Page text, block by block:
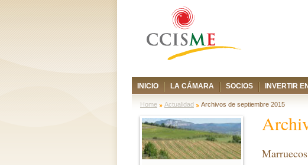
INICIO LA CÁMARA SOCIOS INVERTIR
Home Actualidad Archivos de septiembre 2015